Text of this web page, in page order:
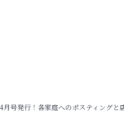
月号発行！各家庭へのポスティングと